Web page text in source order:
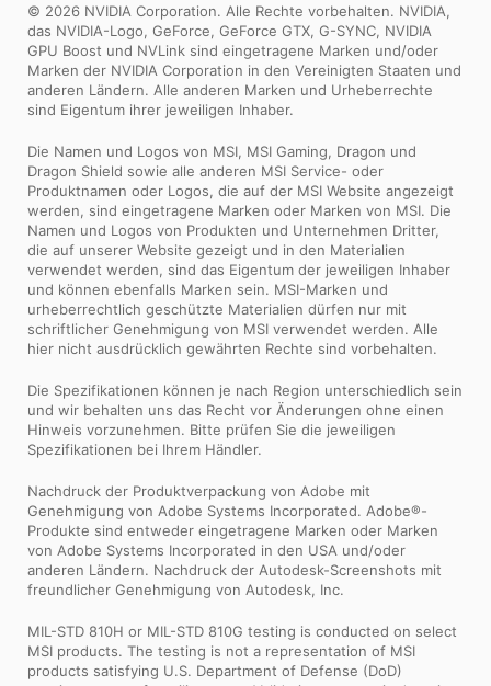
© 2026 NVIDIA Corporation. Alle Rechte vorbehalten. NVIDIA,
das NVIDIA-Logo, GeForce, GeForce GTX, G-SYNC, NVIDIA
GPU Boost und NVLink sind eingetragene Marken und/oder
Marken der NVIDIA Corporation in den Vereinigten Staaten und
anderen Ländern. Alle anderen Marken und Urheberrechte
sind Eigentum ihrer jeweiligen Inhaber.
Die Namen und Logos von MSI, MSI Gaming, Dragon und
Dragon Shield sowie alle anderen MSI Service- oder
Produktnamen oder Logos, die auf der MSI Website angezeigt
werden, sind eingetragene Marken oder Marken von MSI. Die
Namen und Logos von Produkten und Unternehmen Dritter,
die auf unserer Website gezeigt und in den Materialien
verwendet werden, sind das Eigentum der jeweiligen Inhaber
und können ebenfalls Marken sein. MSI-Marken und
urheberrechtlich geschützte Materialien dürfen nur mit
schriftlicher Genehmigung von MSI verwendet werden. Alle
hier nicht ausdrücklich gewährten Rechte sind vorbehalten.
Die Spezifikationen können je nach Region unterschiedlich sein
und wir behalten uns das Recht vor Änderungen ohne einen
Hinweis vorzunehmen. Bitte prüfen Sie die jeweiligen
Spezifikationen bei Ihrem Händler.
Nachdruck der Produktverpackung von Adobe mit
Genehmigung von Adobe Systems Incorporated. Adobe®-
Produkte sind entweder eingetragene Marken oder Marken
von Adobe Systems Incorporated in den USA und/oder
anderen Ländern. Nachdruck der Autodesk-Screenshots mit
freundlicher Genehmigung von Autodesk, Inc.
MIL-STD 810H or MIL-STD 810G testing is conducted on select
MSI products. The testing is not a representation of MSI
products satisfying U.S. Department of Defense (DoD)